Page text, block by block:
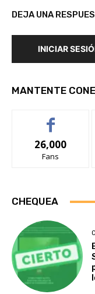
DEJA UNA
INICIAR
MANTENTE
26,000
Fans
CHEQUEA